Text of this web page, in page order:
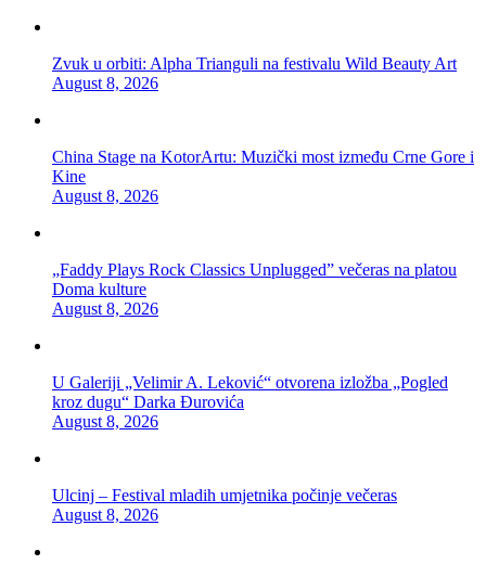
Zvuk u orbiti: Alpha Trianguli na festivalu Wild Beauty Art
August 8, 2026
China Stage na KotorArtu: Muzički most između Crne Gore i
Kine
August 8, 2026
„Faddy Plays Rock Classics Unplugged” večeras na platou
Doma kulture
August 8, 2026
U Galeriji „Velimir A. Leković“ otvorena izložba „Pogled
kroz dugu“ Darka Đurovića
August 8, 2026
Ulcinj – Festival mladih umjetnika počinje večeras
August 8, 2026